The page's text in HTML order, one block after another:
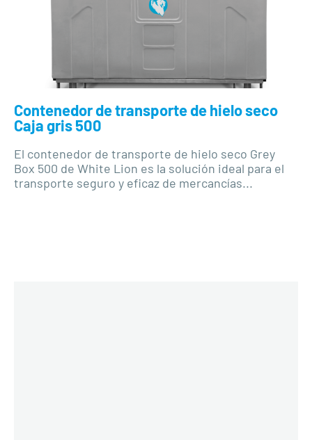
Contenedor de transporte de hielo seco
Caja gris 500
El contenedor de transporte de hielo seco Grey
Box 500 de White Lion es la solución ideal para el
transporte seguro y eficaz de mercancías...